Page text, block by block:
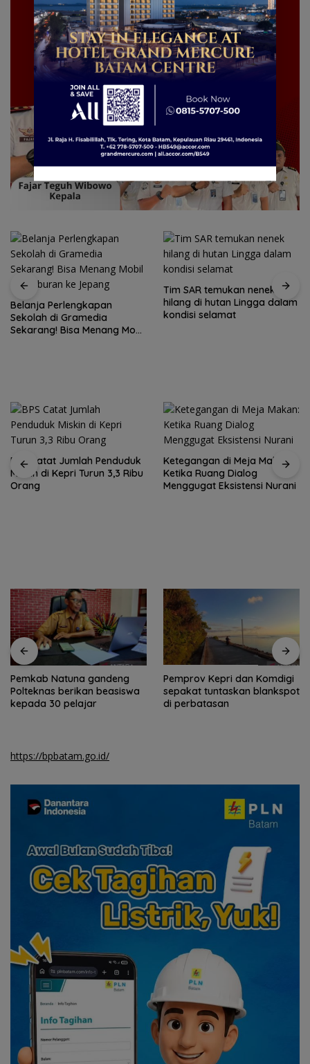
Belanja Perlengkapan
Sekolah di Gramedia
Sekarang! Bisa Menang Mobil
Tim SAR temukan nenek
hilang di hutan Lingga dalam
kondisi selamat
BPS Catat Jumlah Penduduk
Miskin di Kepri Turun 3,3 Ribu
Orang
Ketegangan di Meja Makan:
Ketika Ruang Dialog
Menggugat Eksistensi Nurani
Pemkab Natuna gandeng
Polteknas berikan beasiswa
kepada 30 pelajar
Pemprov Kepri dan Komdigi
sepakat tuntaskan blankspot
di perbatasan
https://bpbatam.go.id/